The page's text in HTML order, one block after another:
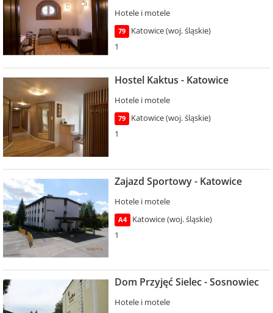
Hotele i motele
79
Katowice (woj. śląskie)
1
Hostel Kaktus - Katowice
Hotele i motele
79
Katowice (woj. śląskie)
1
Zajazd Sportowy - Katowice
Hotele i motele
A4
Katowice (woj. śląskie)
1
Dom Przyjęć Sielec - Sosnowiec
Hotele i motele